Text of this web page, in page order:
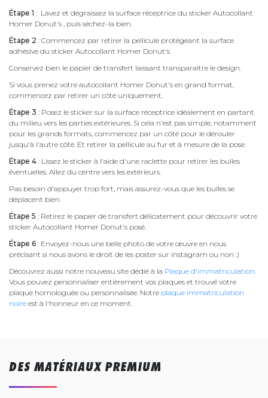
Étape 1 : Lavez et dégraissez la surface réceptrice du sticker Autocollant
Homer Donut's , puis séchez-la bien.
Étape 2 : Commencez par retirer la pellicule protégeant la surface
adhésive du sticker Autocollant Homer Donut's
Conservez bien le papier de transfert laissant transparaître le design.
Si vous prenez votre autocollant Homer Donut's en grand format,
commencez par retirer un côté uniquement.
Étape 3 : Posez le sticker sur la surface réceptrice idéalement en partant
du milieu vers les parties extérieures. Si cela n'est pas simple, notamment
pour les grands formats, commencez par un côté pour le dérouler
jusqu'à l'autre côté. Et retirer la pellicule au fur et à mesure de la pose.
Étape 4 : Lissez le sticker à l'aide d'une raclette pour retirer les bulles
éventuelles. Allez du centre vers les extérieurs.
Pas besoin d'appuyer trop fort, mais assurez-vous que les bulles se
déplacent bien.
Étape 5 : Retirez le papier de transfert délicatement pour découvrir votre
sticker Autocollant Homer Donut's posé.
Étape 6 : Envoyez-nous une belle photo de votre œuvre en nous
précisant si nous avons le droit de les poster sur instagram ou non :)
Découvrez aussi notre nouveau site dédié à la Plaque d'immatriculation.
Vous pouvez personnaliser entièrement vos plaques et trouvé votre
plaque homologuée ou personnalisée. Notre plaque immatriculation
noire est à l'honneur en ce moment.
DES MATÉRIAUX PREMIUM